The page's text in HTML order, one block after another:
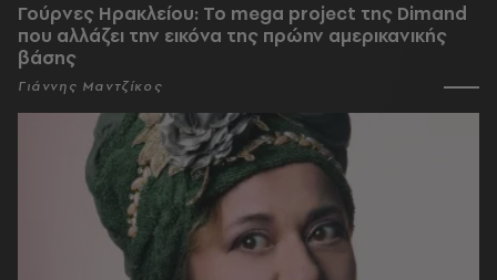
Γούρνες Ηρακλείου: To mega project της Dimand
που αλλάζει την εικόνα της πρώην αμερικανικής
βάσης
Γιάννης Μαντζίκος